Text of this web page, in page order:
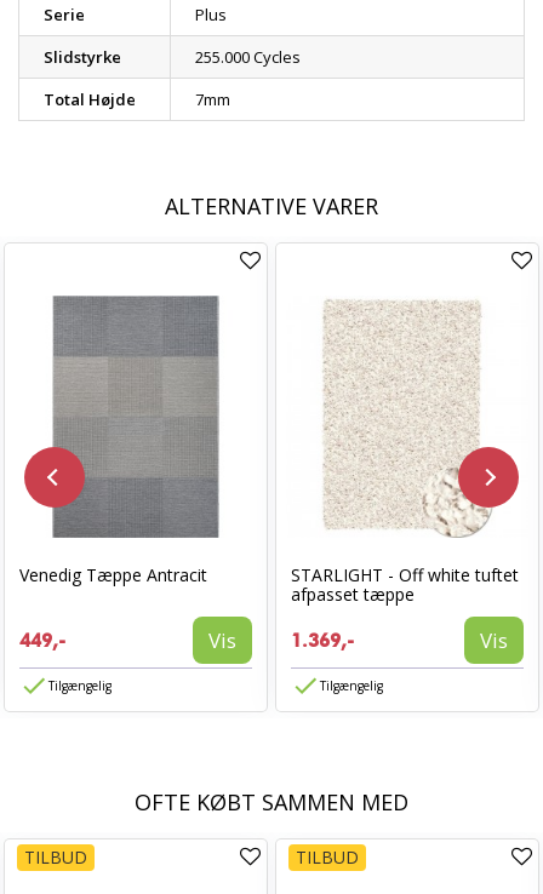
Serie
Plus
Slidstyrke
255.000 Cycles
Total Højde
7mm
ALTERNATIVE VARER
Venedig Tæppe Antracit
449,- Vis
Tilgængelig
STARLIGHT - Off white tuftet
afpasset tæppe
1.369,- Vis
Tilgængelig
OFTE KØBT SAMMEN MED
TILBUD TILBUD